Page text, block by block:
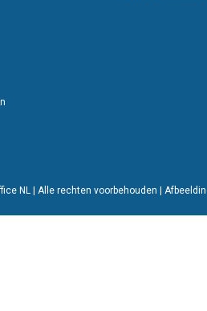
NL | Alle rechten voorbehouden |